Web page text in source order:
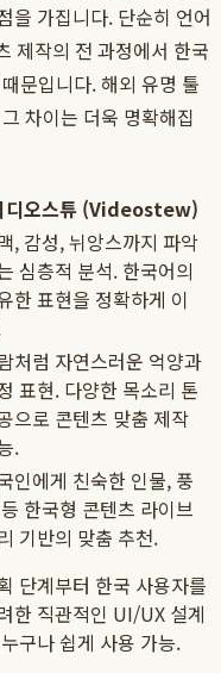
을 가집니다. 단순히 언어
제작의 전 과정에서 한국
문입니다. 해외 유명 툴
차이는 더욱 명확해집
디오스튜 (Videostew)
, 감성, 뉘앙스까지 파악
심층적 분석. 한국어의
한 표현을 정확하게 이
처럼 자연스러운 억양과
표현. 다양한 목소리 톤
으로 콘텐츠 맞춤 제작
.
인에게 친숙한 인물, 풍
한국형 콘텐츠 라이브
기반의 맞춤 추천.
단계부터 한국 사용자를
한 직관적인 UI/UX 설계
구나 쉽게 사용 가능.